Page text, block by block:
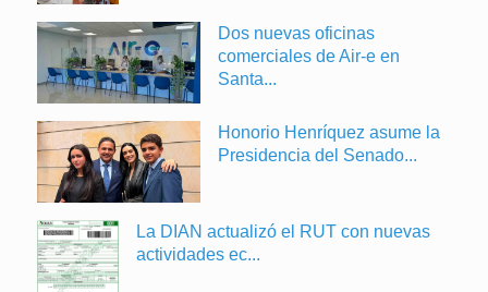
Dos nuevas oficinas
comerciales de Air-e en
Santa...
Honorio Henríquez asume la
Presidencia del Senado...
La DIAN actualizó el RUT con nuevas
actividades ec...